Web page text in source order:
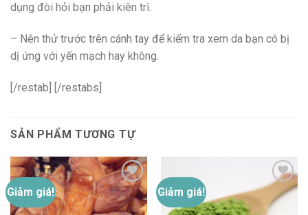
dụng đòi hỏi bạn phải kiên trì.
– Nên thử trước trên cánh tay để kiểm tra xem da bạn có bị
dị ứng với yến mạch hay không.
[/restab] [/restabs]
SẢN PHẨM TƯƠNG TỰ
Giảm giá! Giảm giá!